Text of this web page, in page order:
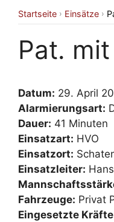
Startseite › Einsätze ›
Pat.
Datum: 29. April
Alarmierungsart:
Dauer: 41 Minuten
Einsatzart: HVO
Einsatzort:
Einsatzleiter:
Fahrzeuge: Privat
Eingesetzte